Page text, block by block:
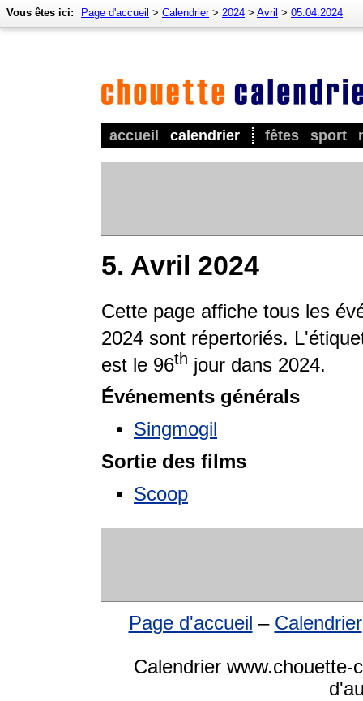
accueil calendrier fêtes sport
Vous êtes ici: Page d'accueil > Calendrier> 2024 > Avril > 05.04.2024
5. Avril 2024
Cette page affiche tous les
2024 sont répertoriés.
est le 96th jour dans 2024.
Événements générals
Singmogil
Sortie des films
Scoop
Page d'accueil – Calendrier
Calendrier www.chouette-